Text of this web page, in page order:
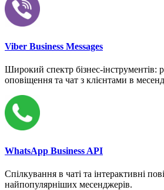
Viber Business Messages
Широкий спектр бізнес-інструментів:
оповіщення та чат з клієнтами в
WhatsApp Business API
Спілкування в чаті та інтерактивні
найпопулярніших месенджерів.